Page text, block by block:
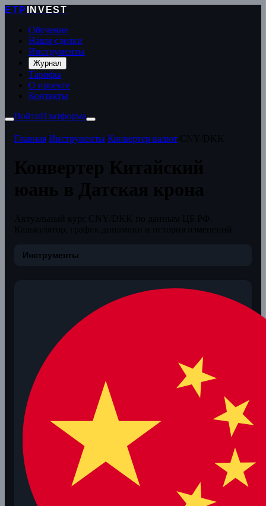
ETP
INVEST
Обучение
Наши сделки
Инструменты
Журнал
Тарифы
О проекте
Контакты
ВойтиПлатформа
Главная Инструменты Конвертер валют
Инструменты